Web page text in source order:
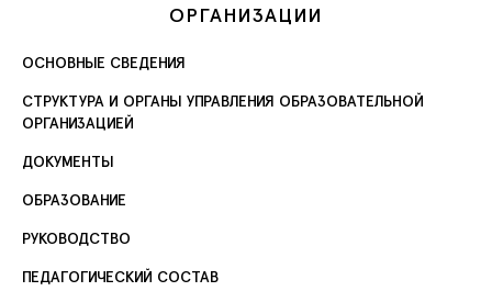
ОРГАНИЗАЦИИ
ОСНОВНЫЕ СВЕДЕНИЯ
СТРУКТУРА И ОРГАНЫ УПРАВЛЕНИЯ ОБРАЗОВАТЕЛЬНОЙ
ОРГАНИЗАЦИЕЙ
ДОКУМЕНТЫ
ОБРАЗОВАНИЕ
РУКОВОДСТВО
ПЕДАГОГИЧЕСКИЙ СОСТАВ